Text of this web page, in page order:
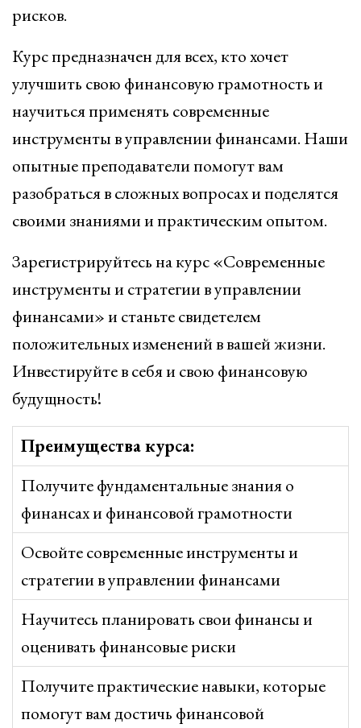
рисков.
Курс предназначен для всех, кто хочет
улучшить свою финансовую грамотность и
научиться применять современные
инструменты в управлении финансами. Наши
опытные преподаватели помогут вам
разобраться в сложных вопросах и поделятся
своими знаниями и практическим опытом.
Зарегистрируйтесь на курс «Современные
инструменты и стратегии в управлении
финансами» и станьте свидетелем
положительных изменений в вашей жизни.
Инвестируйте в себя и свою финансовую
будущность!
Преимущества курса:
Получите фундаментальные знания о
финансах и финансовой грамотности
Освойте современные инструменты и
стратегии в управлении финансами
Научитесь планировать свои финансы и
оценивать финансовые риски
Получите практические навыки, которые
помогут вам достичь финансовой